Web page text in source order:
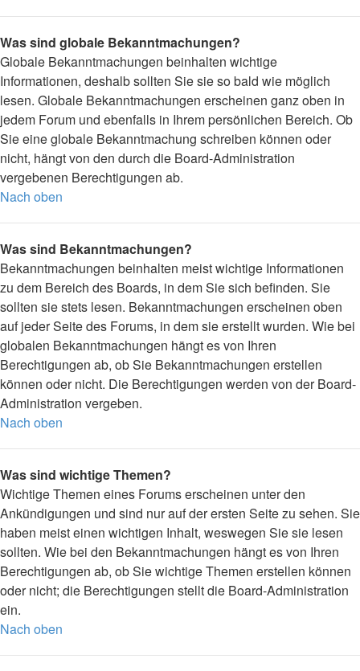
Was sind globale Bekanntmachungen?
Globale Bekanntmachungen beinhalten wichtige
Informationen, deshalb sollten Sie sie so bald wie möglich
lesen. Globale Bekanntmachungen erscheinen ganz oben in
jedem Forum und ebenfalls in Ihrem persönlichen Bereich. Ob
Sie eine globale Bekanntmachung schreiben können oder
nicht, hängt von den durch die Board-Administration
vergebenen Berechtigungen ab.
Nach oben
Was sind Bekanntmachungen?
Bekanntmachungen beinhalten meist wichtige Informationen
zu dem Bereich des Boards, in dem Sie sich befinden. Sie
sollten sie stets lesen. Bekanntmachungen erscheinen oben
auf jeder Seite des Forums, in dem sie erstellt wurden. Wie bei
globalen Bekanntmachungen hängt es von Ihren
Berechtigungen ab, ob Sie Bekanntmachungen erstellen
können oder nicht. Die Berechtigungen werden von der Board-
Administration vergeben.
Nach oben
Was sind wichtige Themen?
Wichtige Themen eines Forums erscheinen unter den
Ankündigungen und sind nur auf der ersten Seite zu sehen. Sie
haben meist einen wichtigen Inhalt, weswegen Sie sie lesen
sollten. Wie bei den Bekanntmachungen hängt es von Ihren
Berechtigungen ab, ob Sie wichtige Themen erstellen können
oder nicht; die Berechtigungen stellt die Board-Administration
ein.
Nach oben